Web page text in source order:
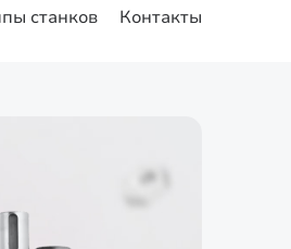
станков Контакты